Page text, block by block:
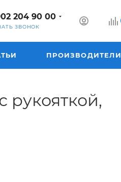
204 90 00
ЗВОНОК
ПРОИЗВОДИТЕЛИ
рукояткой,